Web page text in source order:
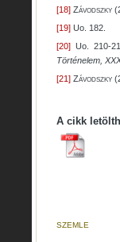
[18] Závodszky
[19] Uo. 182.
[20] Uo. 210-
Történelem,
[21] Závodszky
A cikk
SZEMLE